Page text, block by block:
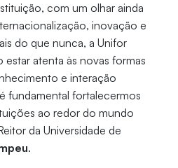
com um olhar ainda
inovação e
do que nunca, a Unifor
estar atenta às novas formas
e interação
fundamental fortalecermos
ao redor do mundo
da Universidade de
.